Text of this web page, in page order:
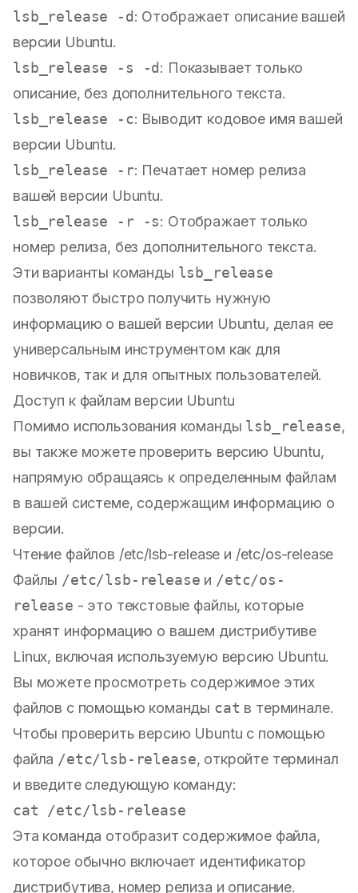
lsb_release -d: Отображает описание вашей
версии Ubuntu.
lsb_release -s -d: Показывает только
описание, без дополнительного текста.
lsb_release -c: Выводит кодовое имя вашей
версии Ubuntu.
lsb_release -r: Печатает номер релиза
вашей версии Ubuntu.
lsb_release -r -s: Отображает только
номер релиза, без дополнительного текста.
Эти варианты команды lsb_release
позволяют быстро получить нужную
информацию о вашей версии Ubuntu, делая ее
универсальным инструментом как для
новичков, так и для опытных пользователей.
Доступ к файлам версии Ubuntu
Помимо использования команды lsb_release,
вы также можете проверить версию Ubuntu,
напрямую обращаясь к определенным файлам
в вашей системе, содержащим информацию о
версии.
Чтение файлов /etc/lsb-release и /etc/os-release
Файлы /etc/lsb-release и /etc/os-
release - это текстовые файлы, которые
хранят информацию о вашем дистрибутиве
Linux, включая используемую версию Ubuntu.
Вы можете просмотреть содержимое этих
файлов с помощью команды cat в терминале.
Чтобы проверить версию Ubuntu с помощью
файла /etc/lsb-release, откройте терминал
и введите следующую команду:
Эта команда отобразит содержимое файла,
которое обычно включает идентификатор
дистрибутива, номер релиза и описание.